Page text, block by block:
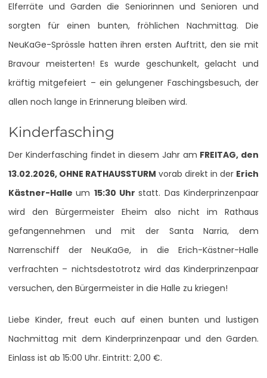
Elferräte und Garden die Seniorinnen und Senioren und
sorgten für einen bunten, fröhlichen Nachmittag. Die
NeuKaGe-Sprössle hatten ihren ersten Auftritt, den sie mit
Bravour meisterten! Es wurde geschunkelt, gelacht und
kräftig mitgefeiert – ein gelungener Faschingsbesuch, der
allen noch lange in Erinnerung bleiben wird.
Kinderfasching
Der Kinderfasching findet in diesem Jahr am FREITAG, den
13.02.2026, OHNE RATHAUSSTURM vorab direkt in der Erich
Kästner-Halleum 15:30 Uhrstatt. Das Kinderprinzenpaar
wird den Bürgermeister Eheim also nicht im Rathaus
gefangennehmen und mit der Santa Narria, dem
Narrenschiff der NeuKaGe, in die Erich-Kästner-Halle
verfrachten – nichtsdestotrotz wird das Kinderprinzenpaar
versuchen, den Bürgermeister in die Halle zu kriegen!
Liebe Kinder, freut euch auf einen bunten und lustigen
Nachmittag mit dem Kinderprinzenpaar und den Garden.
Einlass ist ab 15:00 Uhr. Eintritt: 2,00 €.